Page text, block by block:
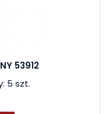
53912
5 szt.